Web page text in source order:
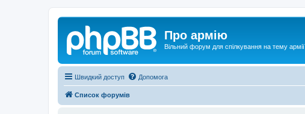
Про армію
Вільний форум для спілкування на тему армії
Швидкий доступ Допомога
Список форумів